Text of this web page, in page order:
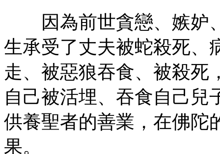
因為前世貪戀、嫉妒
生承受了丈夫被蛇殺死、
走、被惡狼吞食、被殺死
自己被活埋、吞食自己兒
供養聖者的善業，在佛陀
果。